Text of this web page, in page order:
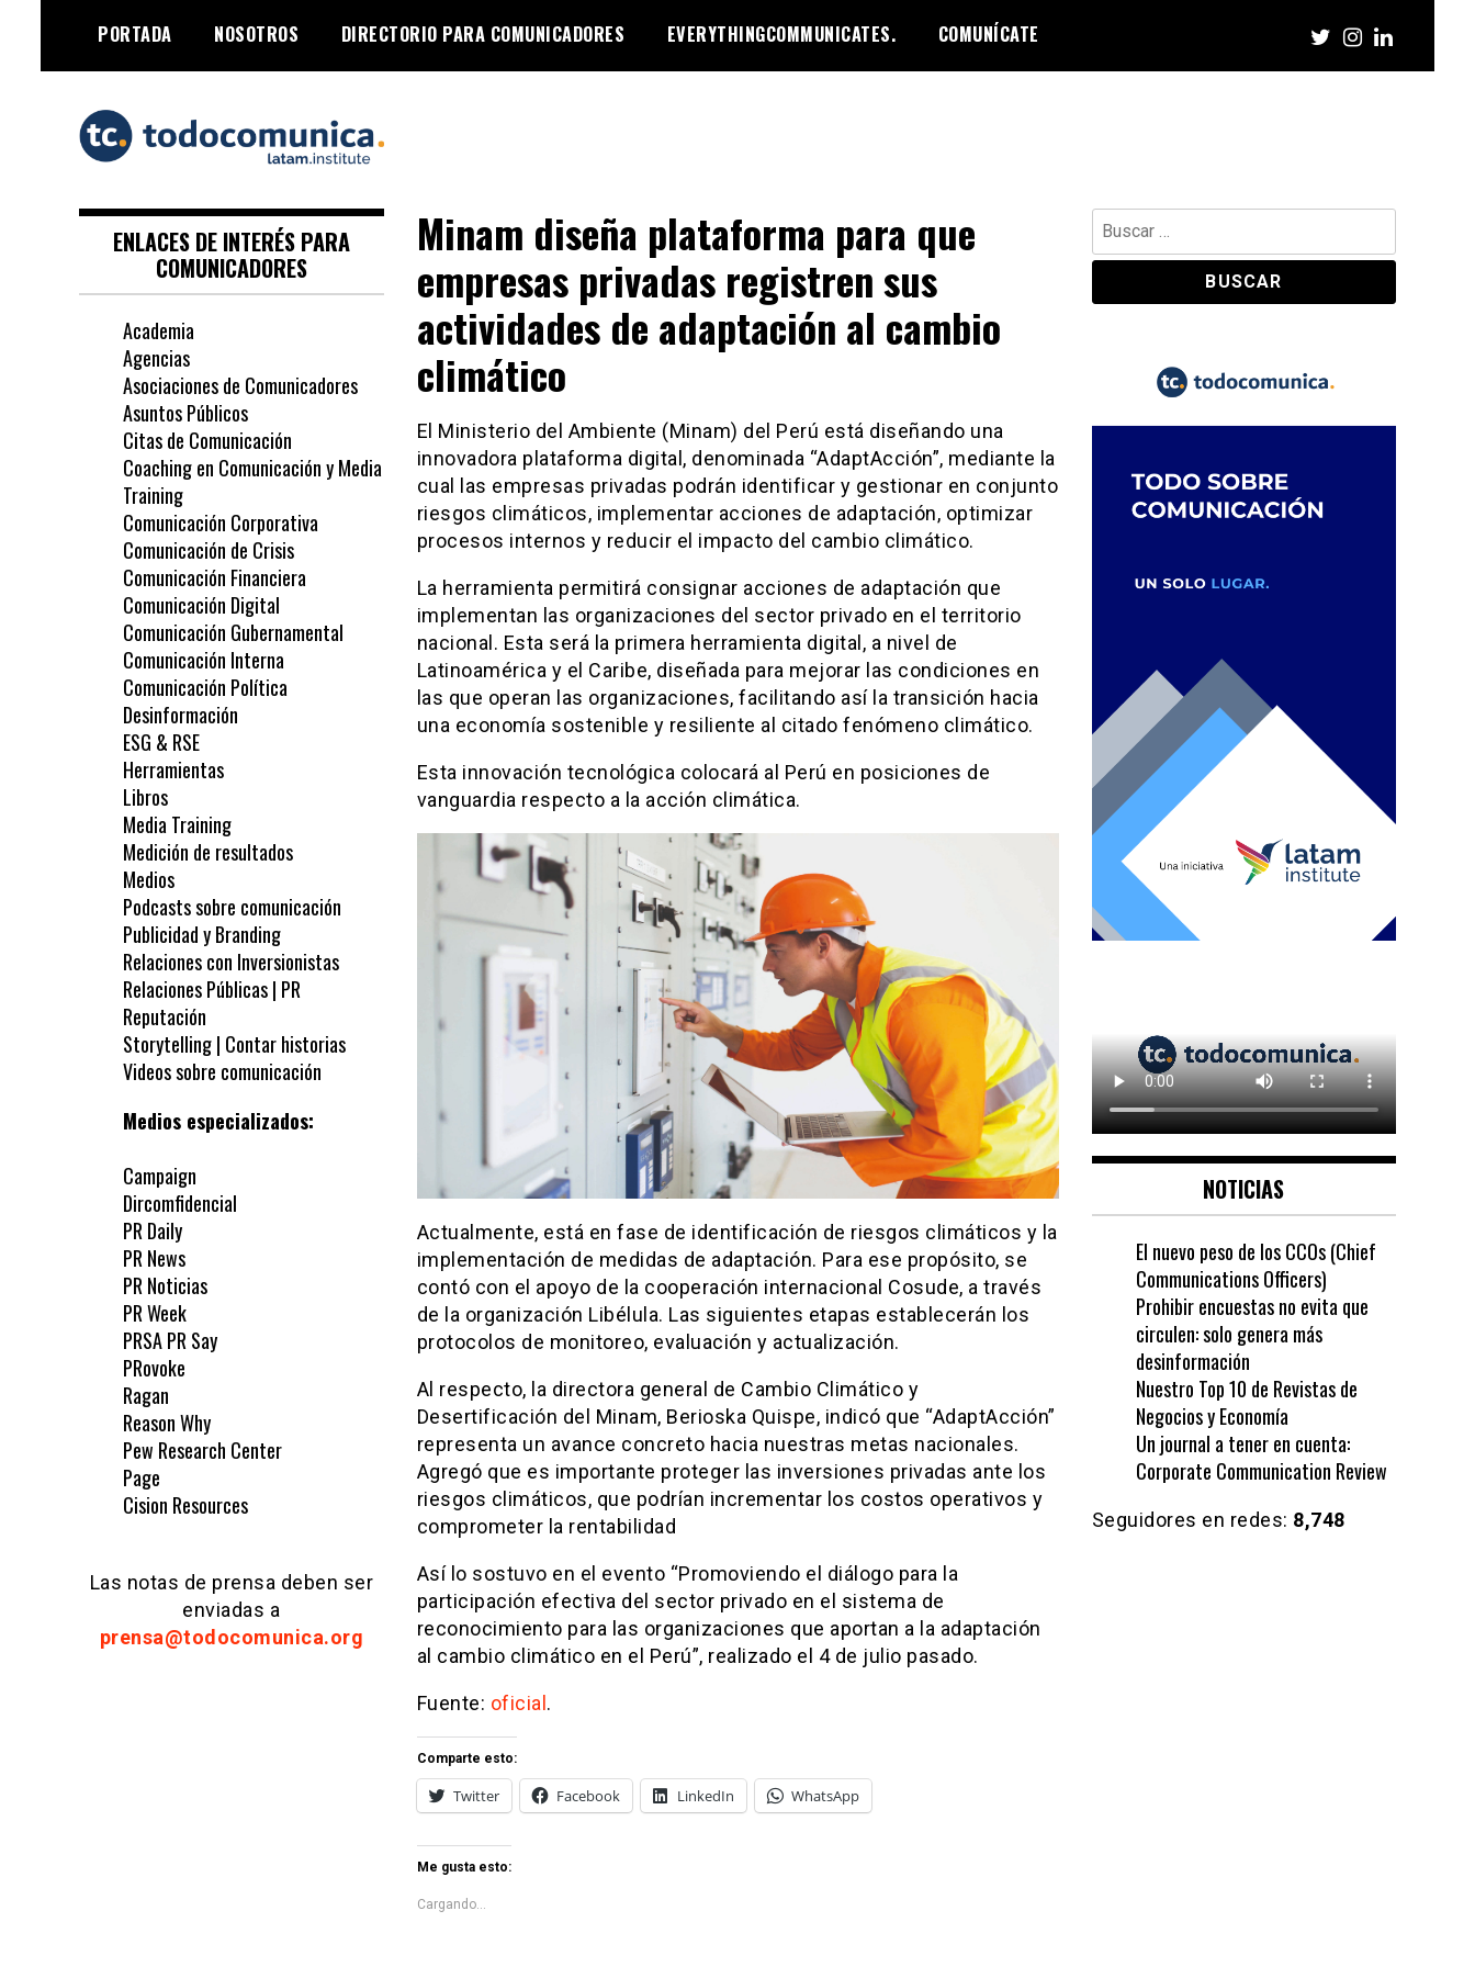
content
PORTADA NOSOTROS DIRECTORIO PARA COMUNICADORES EVERYTHINGCOMMUNICATES. COMUNÍCATE
TodoComunica x
LATAM Institute
Minam diseña plataforma para que
empresas privadas registren sus
actividades de adaptación al cambio
climático
El Ministerio del Ambiente (Minam) del Perú está diseñando una
innovadora plataforma digital, denominada “AdaptAcción”, mediante la
cual las empresas privadas podrán identificar y gestionar en conjunto
riesgos climáticos, implementar acciones de adaptación, optimizar
procesos internos y reducir el impacto del cambio climático.
La herramienta permitirá consignar acciones de adaptación que
implementan las organizaciones del sector privado en el territorio
nacional. Esta será la primera herramienta digital, a nivel de
Latinoamérica y el Caribe, diseñada para mejorar las condiciones en
las que operan las organizaciones, facilitando así la transición hacia
una economía sostenible y resiliente al citado fenómeno climático.
Esta innovación tecnológica colocará al Perú en posiciones de
vanguardia respecto a la acción climática.
Actualmente, está en fase de identificación de riesgos climáticos y la
implementación de medidas de adaptación. Para ese propósito, se
contó con el apoyo de la cooperación internacional Cosude, a través
de la organización Libélula. Las siguientes etapas establecerán los
protocolos de monitoreo, evaluación y actualización.
Al respecto, la directora general de Cambio Climático y
Desertificación del Minam, Berioska Quispe, indicó que “AdaptAcción”
representa un avance concreto hacia nuestras metas nacionales.
Agregó que es importante proteger las inversiones privadas ante los
riesgos climáticos, que podrían incrementar los costos operativos y
comprometer la rentabilidad
Así lo sostuvo en el evento “Promoviendo el diálogo para la
participación efectiva del sector privado en el sistema de
reconocimiento para las organizaciones que aportan a la adaptación
al cambio climático en el Perú”, realizado el 4 de julio pasado.
Fuente: oficial.
Comparte esto:
Twitter Facebook LinkedIn WhatsApp
Me gusta esto:
Cargando...
ENLACES DE INTERÉS PARA
COMUNICADORES
Academia
Agencias
Asociaciones de Comunicadores
Asuntos Públicos
Citas de Comunicación
Coaching en Comunicación y Media
Training
Comunicación Corporativa
Comunicación de Crisis
Comunicación Financiera
Comunicación Digital
Comunicación Gubernamental
Comunicación Interna
Comunicación Política
Desinformación
ESG & RSE
Herramientas
Libros
Media Training
Medición de resultados
Medios
Podcasts sobre comunicación
Publicidad y Branding
Relaciones con Inversionistas
Relaciones Públicas | PR
Reputación
Storytelling | Contar historias
Videos sobre comunicación
Medios especializados:
Campaign
Dircomfidencial
PR Daily
PR News
PR Noticias
PR Week
PRSA PR Say
PRovoke
Ragan
Reason Why
Pew Research Center
Page
Cision Resources
Las notas de prensa deben ser
enviadas a
prensa@todocomunica.org
Buscar:
NOTICIAS
El nuevo peso de los CCOs (Chief
Communications Officers)
Prohibir encuestas no evita que
circulen: solo genera más
desinformación
Nuestro Top 10 de Revistas de
Negocios y Economía
Un journal a tener en cuenta:
Corporate Communication Review
Seguidores en redes: 8,748